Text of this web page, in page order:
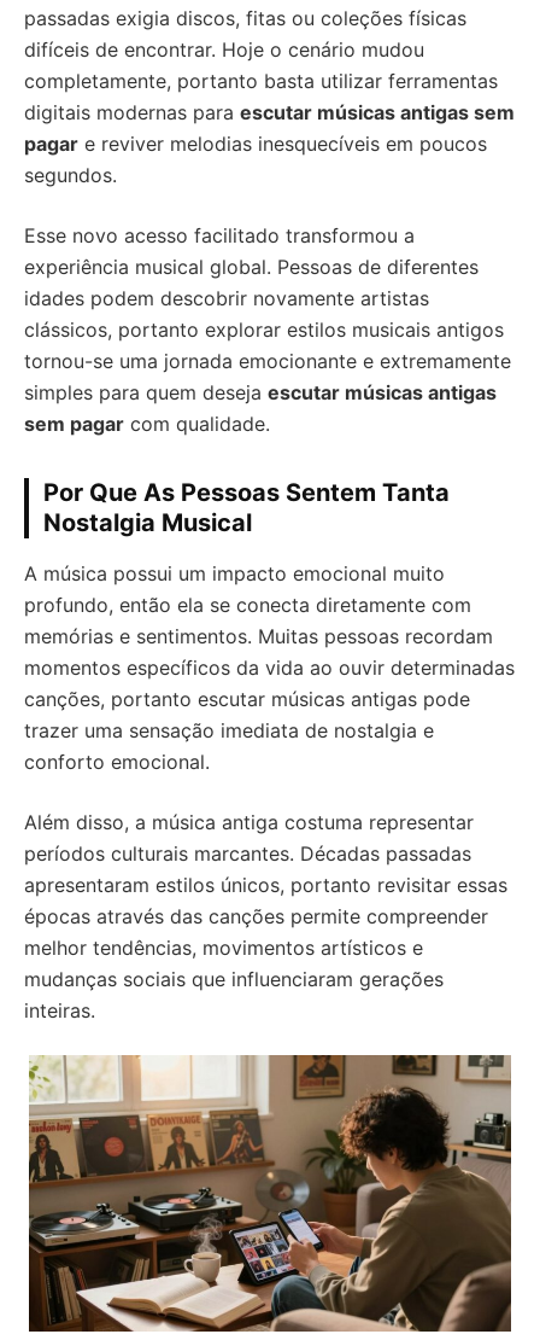
passadas exigia discos, fitas ou coleções físicas
difíceis de encontrar. Hoje o cenário mudou
completamente, portanto basta utilizar ferramentas
digitais modernas para escutar músicas antigas sem
pagar e reviver melodias inesquecíveis em poucos
segundos.
Esse novo acesso facilitado transformou a
experiência musical global. Pessoas de diferentes
idades podem descobrir novamente artistas
clássicos, portanto explorar estilos musicais antigos
tornou-se uma jornada emocionante e extremamente
simples para quem deseja escutar músicas antigas
sem pagar com qualidade.
Por Que As Pessoas Sentem Tanta
Nostalgia Musical
A música possui um impacto emocional muito
profundo, então ela se conecta diretamente com
memórias e sentimentos. Muitas pessoas recordam
momentos específicos da vida ao ouvir determinadas
canções, portanto escutar músicas antigas pode
trazer uma sensação imediata de nostalgia e
conforto emocional.
Além disso, a música antiga costuma representar
períodos culturais marcantes. Décadas passadas
apresentaram estilos únicos, portanto revisitar essas
épocas através das canções permite compreender
melhor tendências, movimentos artísticos e
mudanças sociais que influenciaram gerações
inteiras.